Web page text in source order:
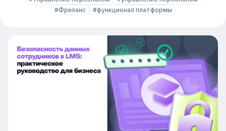
#Фриланс
#функционал платформы